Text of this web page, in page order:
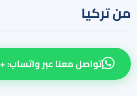
من تركيا
تواصل معنا عبر واتساب: +90 546 761 14 79